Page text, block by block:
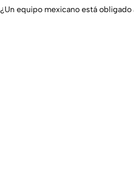
¿Un equipo mexicano está obligado